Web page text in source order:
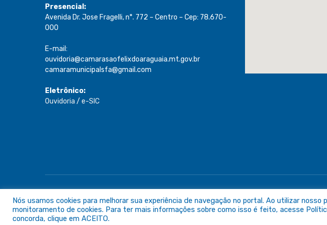
Presencial:
Avenida Dr. Jose Fragelli, n°. 772 – Centro – Cep: 78.670-
000
E-mail:
ouvidoria@camarasaofelixdoaraguaia.mt.gov.br
camaramunicipalsfa@gmail.com
Eletrônico:
Ouvidoria / e-SIC
Nós usamos cookies para melhorar sua experiência de navegação no portal. Ao utilizar
monitoramento de cookies. Para ter mais informações sobre como isso é feito, acesse
concorda, clique em ACEITO.